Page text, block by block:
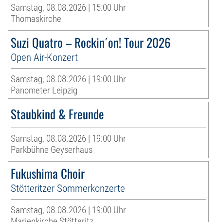
Samstag, 08.08.2026 | 15:00 Uhr
Thomaskirche
Suzi Quatro – Rockin´on! Tour 2026
Open Air-Konzert
Samstag, 08.08.2026 | 19:00 Uhr
Panometer Leipzig
Staubkind & Freunde
Samstag, 08.08.2026 | 19:00 Uhr
Parkbühne Geyserhaus
Fukushima Choir
Stötteritzer Sommerkonzerte
Samstag, 08.08.2026 | 19:00 Uhr